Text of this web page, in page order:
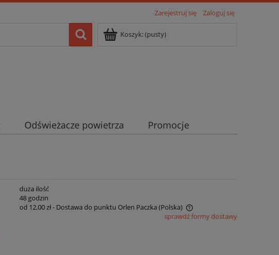
Zarejestruj się Zaloguj się
Koszyk:(pusty)
Odświeżacze powietrza Promocje
duża ilość
48 godzin
od 12,00 zł- Dostawa do punktu Orlen Paczka (Polska)
sprawdź formy dostawy